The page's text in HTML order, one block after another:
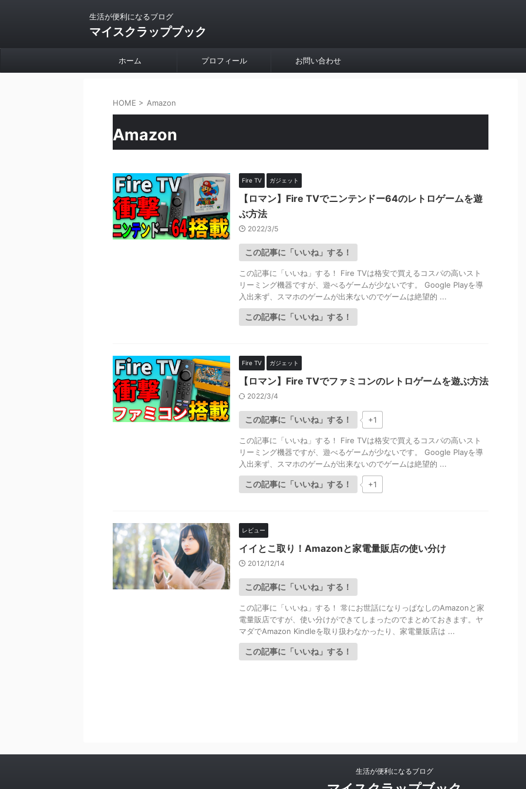
生活が便利になるブログ
マイスクラップブック
ホーム プロフィール お問い合わせ
HOME > Amazon
Amazon
Fire TV ガジェット
【ロマン】Fire TVでニンテンドー64のレトロゲームを遊
ぶ方法
2022/3/5
この記事に「いいね」する！
この記事に「いいね」する！ Fire TVは格安で買えるコスパの高いスト
リーミング機器ですが、遊べるゲームが少ないです。 Google Playを導
入出来ず、スマホのゲームが出来ないのでゲームは絶望的 ...
この記事に「いいね」する！
Fire TV ガジェット
【ロマン】Fire TVでファミコンのレトロゲームを遊ぶ方法
2022/3/4
この記事に「いいね」する！ +1
この記事に「いいね」する！ Fire TVは格安で買えるコスパの高いスト
リーミング機器ですが、遊べるゲームが少ないです。 Google Playを導
入出来ず、スマホのゲームが出来ないのでゲームは絶望的 ...
この記事に「いいね」する！ +1
レビュー
イイとこ取り！Amazonと家電量販店の使い分け
2012/12/14
この記事に「いいね」する！
この記事に「いいね」する！ 常にお世話になりっぱなしのAmazonと家
電量販店ですが、使い分けができてしまったのでまとめておきます。ヤ
マダでAmazon Kindleを取り扱わなかったり、家電量販店は ...
この記事に「いいね」する！
生活が便利になるブログ